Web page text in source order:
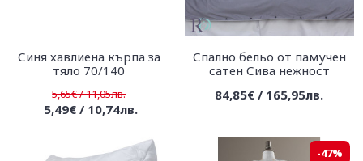
Синя хавлиена кърпа за
тяло 70/140
5,65€ / 11,05лв.
5,49€ / 10,74лв.
Спално бельо от памучен
сатен Сива нежност
84,85€ / 165,95лв.
-47%